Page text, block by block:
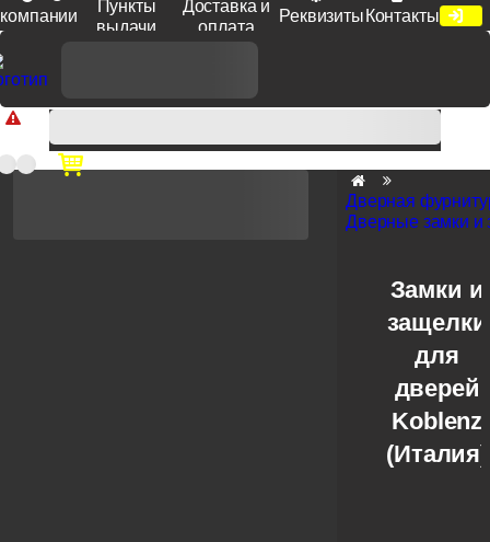
компании
Пункты
выдачи
Доставка и
оплата
Реквизиты Контакты
Доп. скидка от цен на сайте 7% при заказе от 50 тыс. руб
продукции Venezia, Fratelli, Tupai, Extreza, Melodia, Forme при
оплате по счету.
Дверная
Дверные замки и
Замки и
защелки
для
дверей
Koblenz
(Италия)